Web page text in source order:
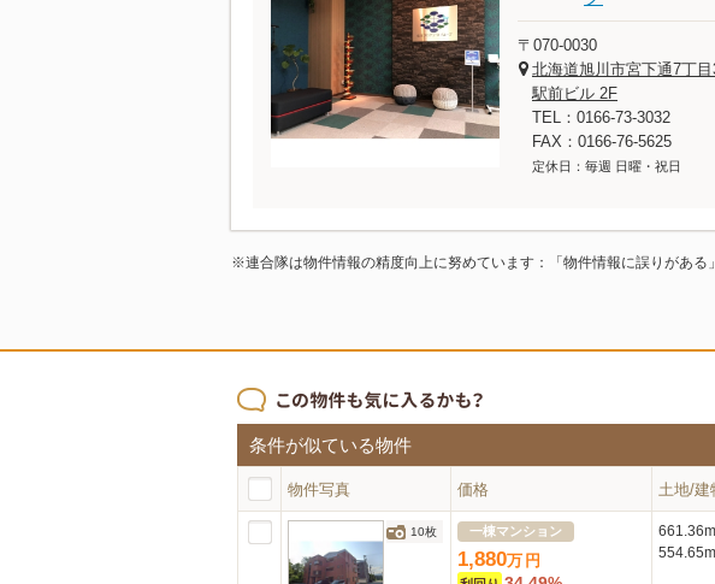
〒070-0030
北海道旭川市宮下通7丁目
駅前ビル 2F
TEL：0166-73-3032
FAX：0166-76-5625
定休日：毎週 日曜・祝日
※連合隊は物件情報の精度向上に努めています：「物件情報に誤りがあ
条件が似ている物件
物件写真 価格 土地/建
10枚 一棟マンション
1,880万 円